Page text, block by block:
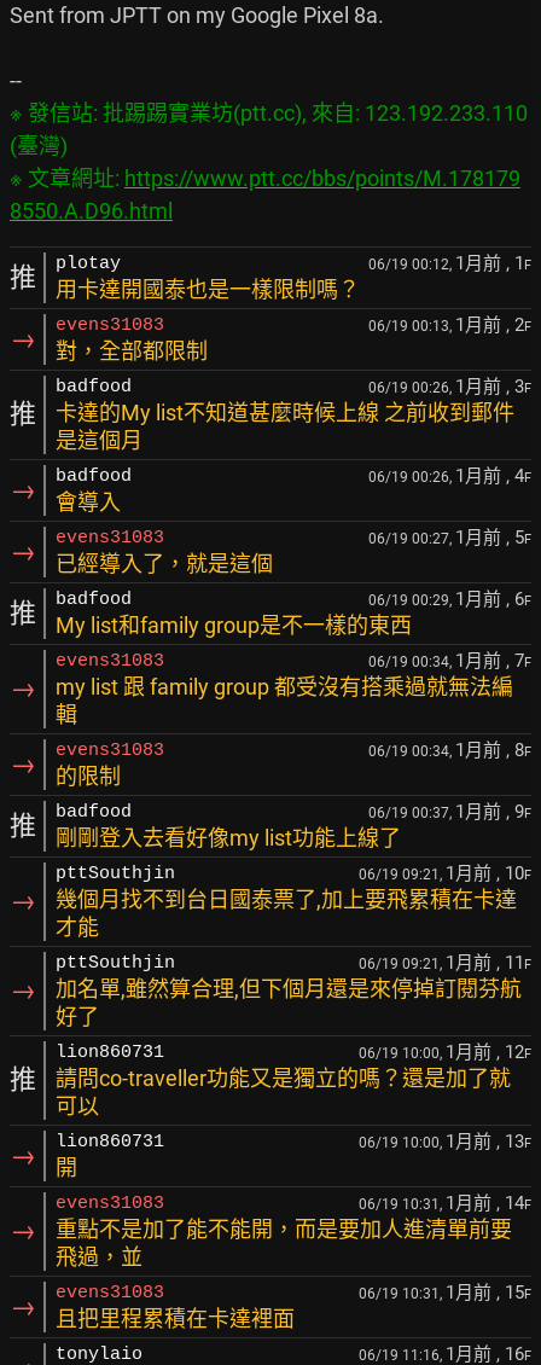
Sent from JPTT on my Google Pixel 8a.
※ 發信站: 批踢踢實業坊(ptt.cc), 來自: 123.192.233.110
(臺灣)
※ 文章網址: https://www.ptt.cc/bbs/points/M.178179
8550.A.D96.html
推 plotay 06/19 00:12, 1月前 , 1 F
用卡達開國泰也是一樣限制嗎？
→ evens31083 06/19 00:13, 1月前 , 2F
對，全部都限制
推
badfood 06/19 00:26, 1月前 , 3F
卡達的My list不知道甚麼時候上線 之前收到郵件
是這個月
→ badfood 06/19 00:26, 1月前 , 4F
會導入
→ evens31083 06/19 00:27, 1月前 , 5F
已經導入了，就是這個
推 badfood 06/19 00:29, 1月前 , 6F
My list和family group是不一樣的東西
→
evens31083 06/19 00:34, 1月前 , 7F
my list 跟 family group 都受沒有搭乘過就無法編
輯
→ evens31083 06/19 00:34, 1月前 , 8F
的限制
推 badfood 06/19 00:37, 1月前 , 9F
剛剛登入去看好像my list功能上線了
→
pttSouthjin 06/19 09:21, 1月前 , 10F
幾個月找不到台日國泰票了,加上要飛累積在卡達
才能
→
pttSouthjin 06/19 09:21, 1月前 , 11 F
加名單,雖然算合理,但下個月還是來停掉訂閱芬航
好了
推
lion860731 06/19 10:00, 1月前 , 12F
請問co-traveller功能又是獨立的嗎？還是加了就
可以
→ lion860731 06/19 10:00, 1月前 , 13F
開
→
evens31083 06/19 10:31, 1月前 , 14F
重點不是加了能不能開，而是要加人進清單前要
飛過，並
→ evens31083 06/19 10:31, 1月前 , 15F
且把里程累積在卡達裡面
tonylaio 06/19 11:16, 1月前 , 16F